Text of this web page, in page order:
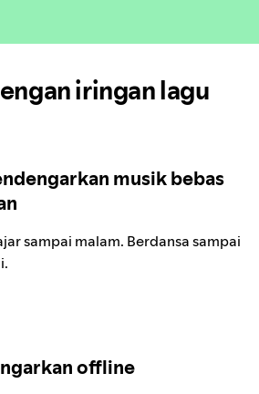
iringan lagu
musik bebas
sampai malam. Berdansa sampai
offline